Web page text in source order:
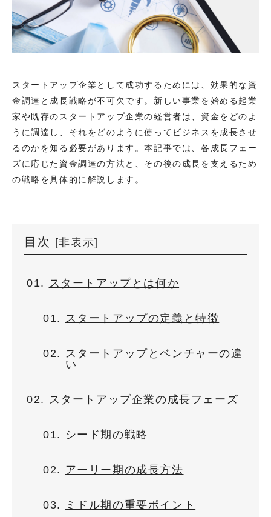
スタートアップ企業として成功するためには、効果的な資
金調達と成長戦略が不可欠です。新しい事業を始める起業
家や既存のスタートアップ企業の経営者は、資金をどのよ
うに調達し、それをどのように使ってビジネスを成長させ
るのかを知る必要があります。本記事では、各成長フェー
ズに応じた資金調達の方法と、その後の成長を支えるため
の戦略を具体的に解説します。
目次 [非表示]
スタートアップとは何か
スタートアップの定義と特徴
スタートアップとベンチャーの違
い
スタートアップ企業の成長フェーズ
シード期の戦略
アーリー期の成長方法
ミドル期の重要ポイント